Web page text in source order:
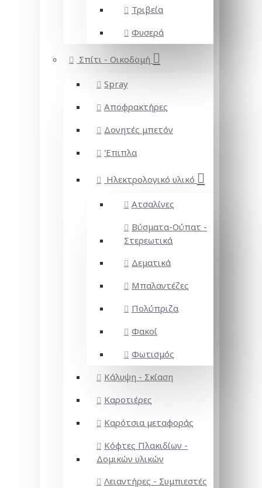
Τριβεία
Φυσερά
Σπίτι - Οικοδομή
Spray
Αποφρακτήρες
Δονητές μπετόν
Έπιπλα
Ηλεκτρολογικό υλικό
Ατσαλίνες
Βύσματα-Ούπατ -
Στερεωτικά
Δεματικά
Μπαλαντέζες
Πολύπριζα
Φακοί
Φωτισμός
Κάλυψη - Σκίαση
Καροτιέρες
Καρότσια μεταφοράς
Κόφτες Πλακιδίων -
Δομικών υλικών
Λειαντήρες - Συμπιεστές